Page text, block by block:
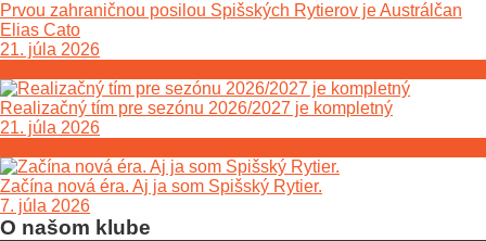
Prvou zahraničnou posilou Spišských Rytierov je Austrálčan
Elias Cato
21. júla 2026
Realizačný tím pre sezónu 2026/2027 je kompletný
21. júla 2026
Začína nová éra. Aj ja som Spišský Rytier.
7. júla 2026
O našom klube